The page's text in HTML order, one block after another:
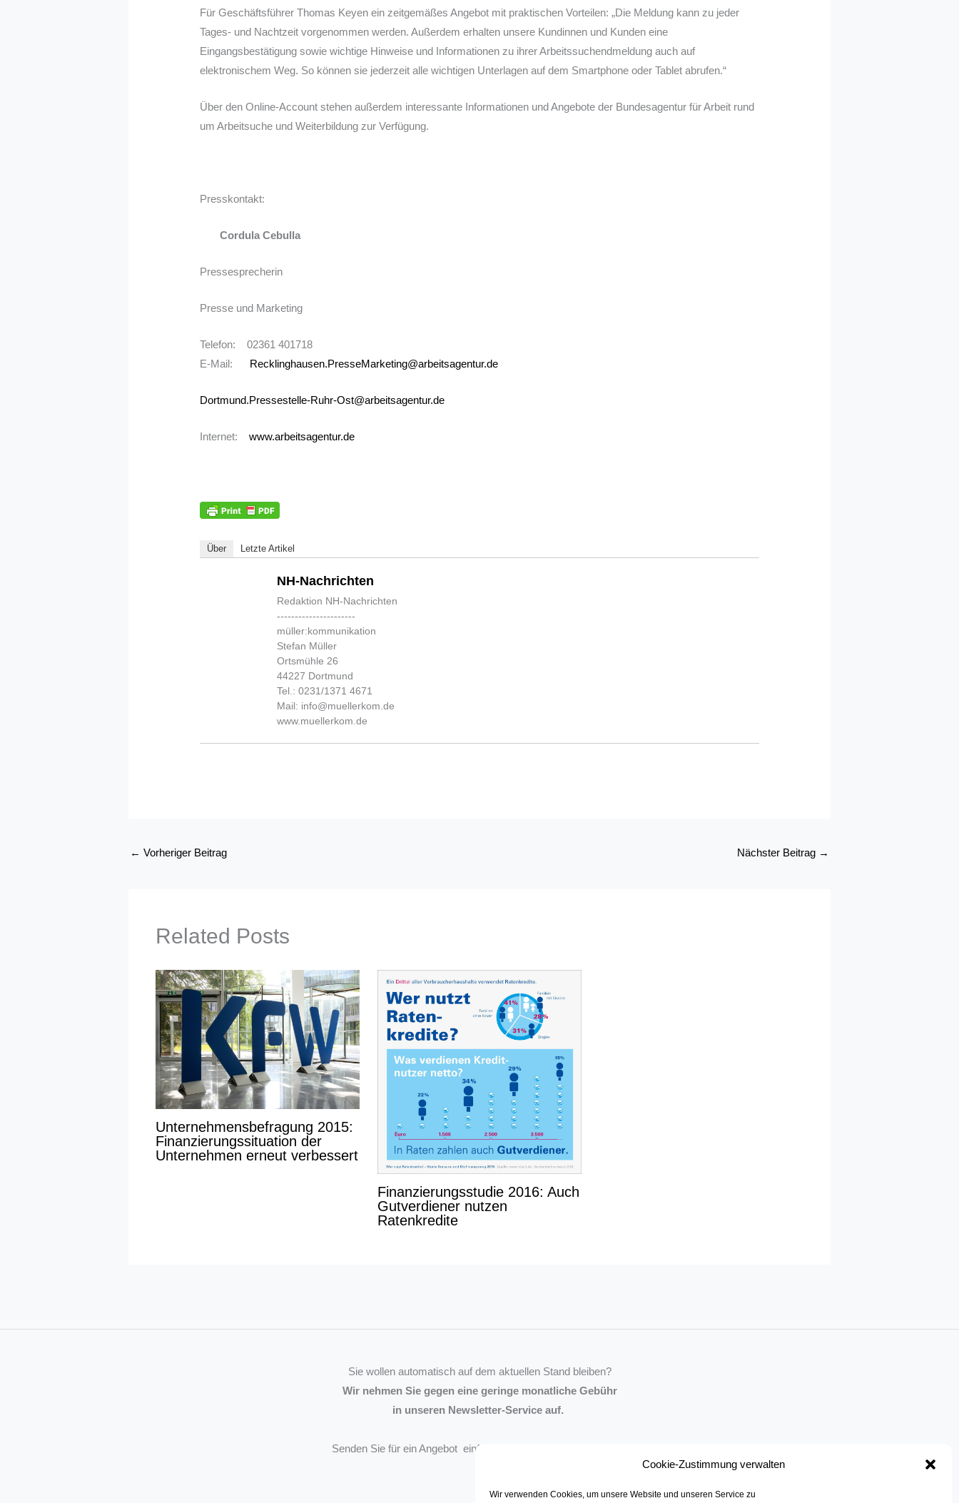
Cookie-Zustimmung verwalten
Wir verwenden Cookies, um unsere Website und unseren Service zu
Für Geschäftsführer Thomas Keyen ein zeitgemäßes Angebot mit praktischen Vorteilen: „Die Meldung kann zu jeder
Tages- und Nachtzeit vorgenommen werden. Außerdem erhalten unsere Kundinnen und Kunden eine
Eingangsbestätigung sowie wichtige Hinweise und Informationen zu ihrer Arbeitssuchendmeldung auch auf
elektronischem Weg. So können sie jederzeit alle wichtigen Unterlagen auf dem Smartphone oder Tablet abrufen.“
Über den Online-Account stehen außerdem interessante Informationen und Angebote der Bundesagentur für Arbeit rund
um Arbeitsuche und Weiterbildung zur Verfügung.
Presskontakt:
Cordula Cebulla
Pressesprecherin
Presse und Marketing
Telefon: 02361 401718
E-Mail: Recklinghausen.PresseMarketing@arbeitsagentur.de
Dortmund.Pressestelle-Ruhr-Ost@arbeitsagentur.de
Internet:www.arbeitsagentur.de
Über Letzte Artikel
NH-Nachrichten
Redaktion NH-Nachrichten
----------------------
müller:kommunikation
Stefan Müller
Ortsmühle 26
44227 Dortmund
Tel.: 0231/1371 4671
Mail: info@muellerkom.de
www.muellerkom.de
← Vorheriger Beitrag Nächster Beitrag →
Related Posts
Unternehmensbefragung 2015:
Finanzierungssituation der
Unternehmen erneut verbessert
Finanzierungsstudie 2016: Auch
Gutverdiener nutzen
Ratenkredite
Sie wollen automatisch auf dem aktuellen Stand bleiben?
Wir nehmen Sie gegen eine geringe monatliche Gebühr
in unseren Newsletter-Service auf.
Senden Sie für ein Angebot einfach eine